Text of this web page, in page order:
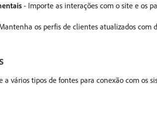
- Importe as interações com o site e os
os perfis de clientes atualizados com
vários tipos de fontes para conexão com os